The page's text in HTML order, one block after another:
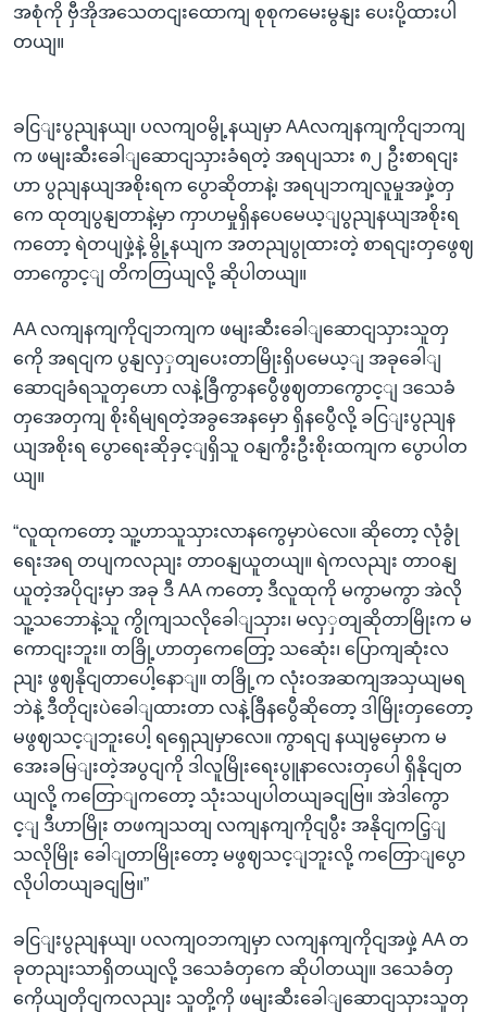
အစုံကို ဗှီအိုအသေတငျးထောကျ စုစုကမေးမွနျး ပေးပို့ထားပါ
တယျ။
ခငြျးပွညျနယျ၊ ပလကျဝမွို့နယျမှာ AAလကျနကျကိုငျဘကျ
က ဖမျးဆီးခေါျဆောငျသှားခံရတဲ့ အရပျသား ၈၂ ဦးစာရငျး
ဟာ ပွညျနယျအစိုးရက ပွောဆိုတာနဲ့၊ အရပျဘကျလူမှုအဖှဲ့တှ
ကေ ထုတျပွနျတာနဲ့မှာ ကှာဟမှုရှိနပေမေယ့ျပွညျနယျအစိုးရ
ကတော့ ရဲတပျဖှဲ့နဲ့ မွို့နယျက အတညျပွုထားတဲ့ စာရငျးတှဖွေဈ
တာကွောင့ျ တိကတြယျလို့ ဆိုပါတယျ။
AA လကျနကျကိုငျဘကျက ဖမျးဆီးခေါျဆောငျသှားသူတှ
ကေို အရငျက ပွနျလှှတျပေးတာမြိုးရှိပမေယ့ျ အခုခေါျ
ဆောငျခံရသူတှဟော လနဲ့ခြီကွာနပွေီဖွဈတာကွောင့ျ ဒသေခံ
တှအေတှကျ စိုးရိမျရတဲ့အခွအေနမှော ရှိနပွေီလို့ ခငြျးပွညျန
ယျအစိုးရ ပွောရေးဆိုခှင့ျရှိသူ ဝနျကွီးဦးစိုးထကျက ပွောပါတ
ယျ။
“လူထုကတော့ သူ့ဟာသူသှားလာနကွေမှာပဲလေ။ ဆိုတော့ လုံခွုံ
ရေးအရ တပျကလညျး တာဝနျယူတယျ။ ရဲကလညျး တာဝနျ
ယူတဲ့အပိုငျးမှာ အခု ဒီ AA ကတော့ ဒီလူထုကို မကွာမကွာ အဲလို
သူ့သဘောနဲ့သူ ကွိုကျသလိုခေါျသှား၊ မလှှတျဆိုတာမြိုးက မ
ကောငျးဘူး။ တခြို့ဟာတှကေတြော့ သဆေုံး၊ ပြောကျဆုံးလ
ညျး ဖွဈနိုငျတာပေါ့နောျ။ တခြို့က လုံးဝအဆကျအသှယျမရ
ဘဲနဲ့ ဒီတိုငျးပဲခေါျထားတာ လနဲ့ခြီနပွေီဆိုတော့ ဒါမြိုးတှတေော့
မဖွဈသင့ျဘူးပေါ့ ရရှေညျမှာလေ။ ကွာရငျ နယျမွမှောက မ
အေးခမြျးတဲ့အပွငျကို ဒါလူမြိုးရေးပွူနာလေးတှပေါ ရှိနိုငျတ
ယျလို့ ကတြောျကတော့ သုံးသပျပါတယျခငျဗြ။ အဲဒါကွော
င့ျ ဒီဟာမြိုး တဖကျသတျ လကျနကျကိုငျပွီး အနိုငျကငြ့ျ
သလိုမြိုး ခေါျတာမြိုးတော့ မဖွဈသင့ျဘူးလို့ ကတြောျပွော
လိုပါတယျခငျဗြ။”
ခငြျးပွညျနယျ၊ ပလကျဝဘကျမှာ လကျနကျကိုငျအဖှဲ့ AA တ
ခုတညျးသာရှိတယျလို့ ဒသေခံတှကေ ဆိုပါတယျ။ ဒသေခံတှ
ကေိုယျတိုငျကလညျး သူတို့ကို ဖမျးဆီးခေါျဆောငျသှားသူတှ